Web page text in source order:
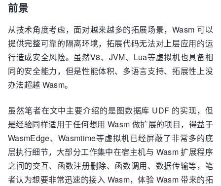
前景
从技术角度考虑，面对越来越多的拓展场景，Wasm 可以
提供完整可靠的隔离环境，拓展代码无法对上层应用的运
行造成安全风险。虽然V8、JVM、Lua等虚拟机也具备相
同的安全能力，但是性能体积、多语言支持、拓展性上没
办法超越 Wasm。
虽然笔者在文中主要介绍的是图数据库 UDF 的实现，但
是经验同样适用于任何想用 Wasm 做扩展的项目，得益于
WasmEdge、Wasmtime等虚拟机已经屏蔽了非常多的底
层执行细节，大部分工作集中在宿主机与 Wasm 扩展程序
之间的交互、函数注册删除、函数调用、数据传输等，笔
者认为想要非常迅速的接入 Wasm，体验 Wasm 带来的拓